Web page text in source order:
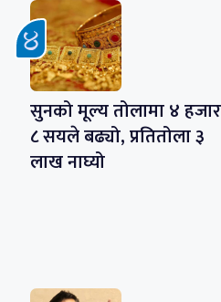
सुनको मूल्य तोलामा ४ हजार
८ सयले बढ्यो, प्रतितोला ३
लाख नाघ्यो